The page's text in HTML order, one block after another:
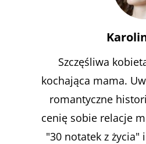
Szczęśliwa
kochająca mama.
romantyczne
cenię sobie relacje
"30 notatek z życia"